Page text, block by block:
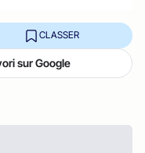
CLASSER
sur Google